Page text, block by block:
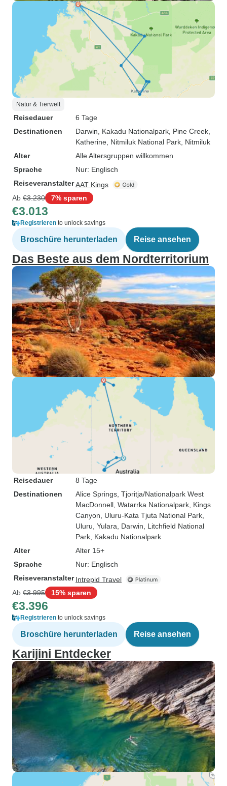
Natur & Tierwelt
Reisedauer
6 Tage
Destinationen
Darwin , Kakadu Nationalpark , Pine Creek
Katherine , Nitmiluk National Park , Nitmiluk
Alter
Alle Altersgruppen willkommen
Sprache
Nur: Englisch
ReiseveranstalterAAT Kings
Ab €3.230 7% sparen
€3.013
Registrieren to unlock savings
Broschüre herunterladen Reise ansehen
Das Beste aus dem Nordterritorium
Reisedauer
8 Tage
Destinationen
Alice Springs , Tjoritja/Nationalpark West
MacDonnell , Watarrka Nationalpark , Kings
Canyon , Uluru-Kata Tjuta National Park
Uluru , Yulara , Darwin , Litchfield National
Park , Kakadu Nationalpark
Alter
Alter 15+
Sprache
Nur: Englisch
Reiseveranstalter Intrepid Travel
Ab €3.995 15% sparen
€3.396
Registrieren to unlock savings
Broschüre herunterladen Reise ansehen
Karijini Entdecker